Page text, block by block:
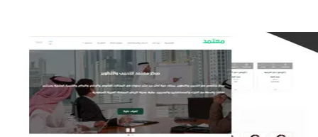
تصميم منصة معتمد للتدريب